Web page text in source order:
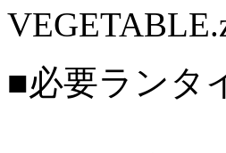
■必要ランタ